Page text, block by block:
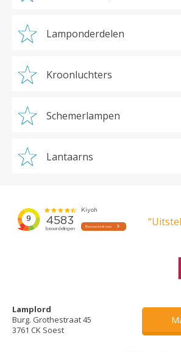
Lamponderdelen
Kroonluchters
Schemerlampen
Lantaarns
Lamplord
Burg. Grothestraat 45
3761 CK Soest